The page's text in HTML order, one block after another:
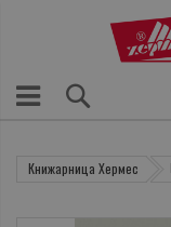
Книжарница Хермес